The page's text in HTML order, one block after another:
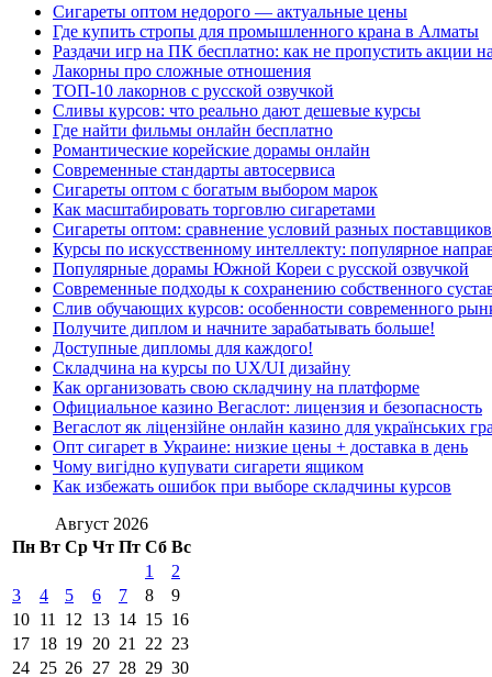
Сигареты оптом недорого — актуальные цены
Где купить стропы для промышленного крана в Алматы
Раздачи игр на ПК бесплатно: как не пропустить акции
Лакорны про сложные отношения
ТОП-10 лакорнов с русской озвучкой
Сливы курсов: что реально дают дешевые курсы
Где найти фильмы онлайн бесплатно
Романтические корейские дорамы онлайн
Современные стандарты автосервиса
Сигареты оптом с богатым выбором марок
Как масштабировать торговлю сигаретами
Сигареты оптом: сравнение условий разных поставщиков
Курсы по искусственному интеллекту: популярное
Популярные дорамы Южной Кореи с русской озвучкой
Современные подходы к сохранению собственного
Слив обучающих курсов: особенности современного
Получите диплом и начните зарабатывать больше!
Доступные дипломы для каждого!
Складчина на курсы по UX/UI дизайну
Как организовать свою складчину на платформе
Официальное казино Вегаслот: лицензия и безопасность
Вегаслот як ліцензійне онлайн казино для українських
Опт сигарет в Украине: низкие цены + доставка в день
Чому вигідно купувати сигарети ящиком
Как избежать ошибок при выборе складчины курсов
Август 2026
Пн Вт Ср Чт Пт Сб Вс
1
2
3
4 5 6 7 8
9
10 11 12 13 14 15 16
17 18 19 20 21 22 23
24 25 26 27 28 29 30